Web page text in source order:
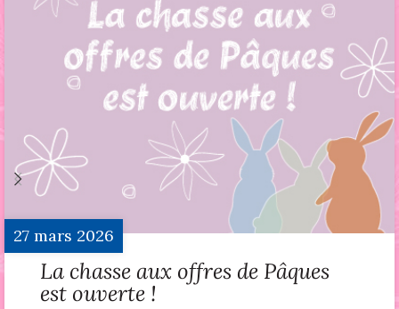
27mars 2026
La chasse aux offres de Pâques
est ouverte !